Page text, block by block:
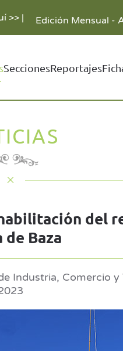
>>| Edición Mensual -
SeccionesReportajes
del
de Baza
Industria, Comercio